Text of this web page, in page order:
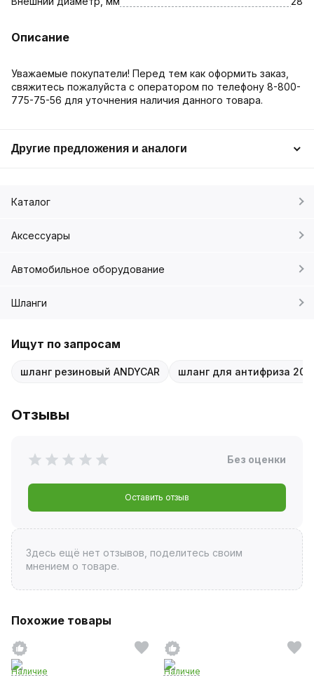
Описание
Уважаемые покупатели! Перед тем как оформить заказ,
свяжитесь пожалуйста с оператором по телефону 8-800-
775-75-56 для уточнения наличия данного товара.
Другие предложения и аналоги
Каталог
Аксессуары
Автомобильное оборудование
Шланги
Ищут по запросам
шланг резиновый ANDYCAR шланг для антифриза
Отзывы
Без оценки
Оставить отзыв
Здесь ещё нет отзывов, поделитесь своим
мнением о товаре.
Похожие товары
Наличие
Наличие